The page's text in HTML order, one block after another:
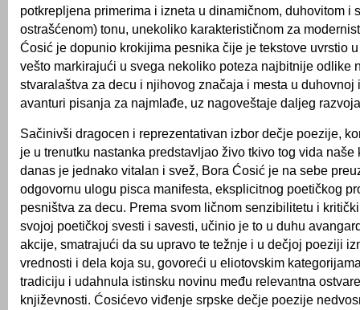
potkrepljena primerima i izneta u dinamičnom, duhovitom i
ostrašćenom) tonu, unekoliko karakterističnom za
Ćosić je dopunio krokijima pesnika čije je tekstove uvrstio
vešto markirajući u svega nekoliko poteza najbitnije odlike
stvaralaštva za decu i njihovog značaja i mesta u duhovnoj
avanturi pisanja za najmlađe, uz nagoveštaje daljeg
Sačinivši dragocen i reprezentativan izbor dečje poezije,
je u trenutku nastanka predstavljao živo tkivo tog vida naše
danas je jednako vitalan i svež, Bora Ćosić je na sebe
odgovornu ulogu pisca manifesta, eksplicitnog poetičkog
pesništva za decu. Prema svom ličnom senzibilitetu i
svojoj poetičkoj svesti i savesti, učinio je to u duhu
akcije, smatrajući da su upravo te težnje i u dečjoj poeziji
vrednosti i dela koja su, govoreći u eliotovskim
tradiciju i udahnula istinsku novinu među relevantna
književnosti. Ćosićevo viđenje srpske dečje poezije